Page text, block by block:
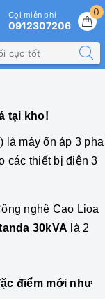
0
Gọi miễn phí
0912307206
tại kho!
là máy ổn áp 3 pha
các thiết bị điện 3
nghệ Cao Lioa
30kVA là 2
điểm mới như